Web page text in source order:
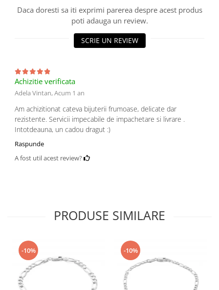
Daca doresti sa iti exprimi parerea despre acest produs
poti adauga un review.
SCRIE UN REVIEW
Achizitie verificata
Adela Vintan,Acum 1 an
Am achizitionat cateva bijuterii frumoase, delicate dar
rezistente. Servicii impecabile de impachetare si livrare .
Intotdeauna, un cadou dragut :)
Raspunde
A fost util acest review?
PRODUSE SIMILARE
-10% -10%